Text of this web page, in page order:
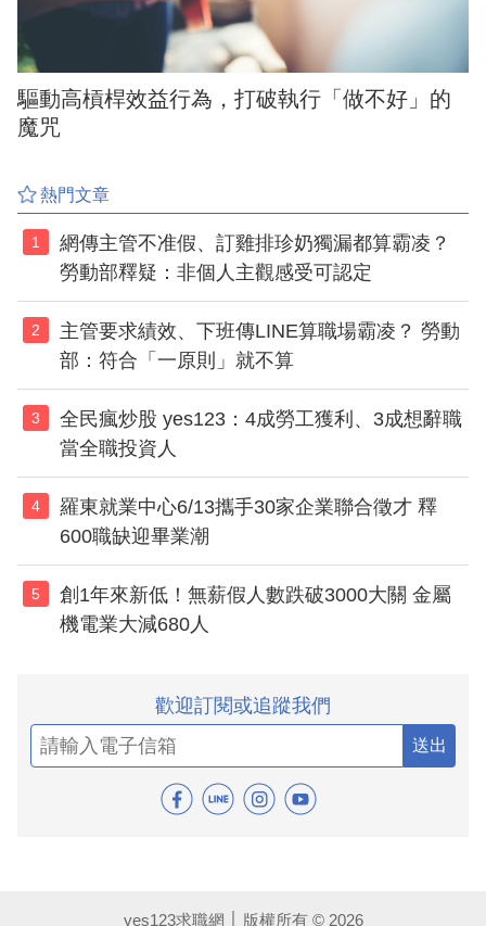
驅動高槓桿效益行為，打破執行「做不好」的
魔咒
熱門文章
1
網傳主管不准假、訂雞排珍奶獨漏都算霸凌？
勞動部釋疑：非個人主觀感受可認定
2
主管要求績效、下班傳LINE算職場霸凌？ 勞動
部：符合「一原則」就不算
3
全民瘋炒股 yes123：4成勞工獲利、3成想辭職
當全職投資人
4
羅東就業中心6/13攜手30家企業聯合徵才 釋
600職缺迎畢業潮
5
創1年來新低！無薪假人數跌破3000大關 金屬
機電業大減680人
歡迎訂閱或追蹤我們
送出
yes123求職網 │ 版權所有 © 2026